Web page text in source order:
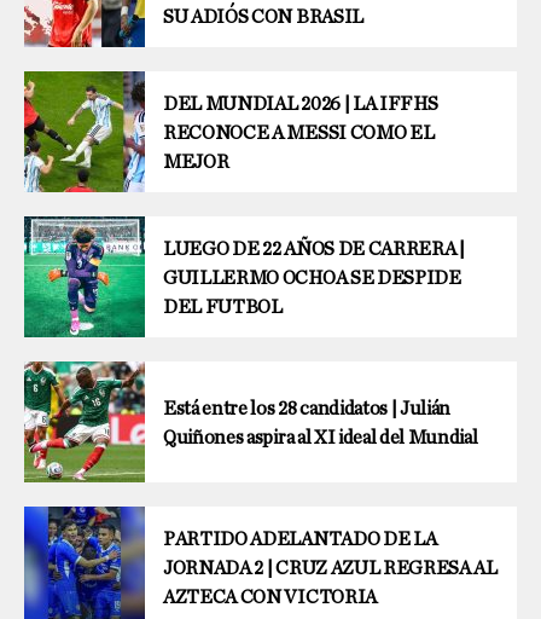
SU ADIÓS CON BRASIL
DEL MUNDIAL 2026 | LA IFFHS
RECONOCE A MESSI COMO EL
MEJOR
LUEGO DE 22 AÑOS DE CARRERA |
GUILLERMO OCHOA SE DESPIDE
DEL FUTBOL
Está entre los 28 candidatos | Julián
Quiñones aspira al XI ideal del Mundial
PARTIDO ADELANTADO DE LA
JORNADA 2 | CRUZ AZUL REGRESA AL
AZTECA CON VICTORIA